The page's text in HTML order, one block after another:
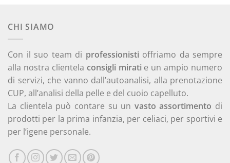
era:
è:
CHI SIAMO
Con il suo team di professionisti offriamo da sempre
alla nostra clientela consigli mirati e un ampio numero
di servizi, che vanno dall’autoanalisi, alla prenotazione
CUP, all’analisi della pelle e del cuoio capelluto.
La clientela può contare su un vasto assortimento di
prodotti per la prima infanzia, per celiaci, per sportivi e
per l’igene personale.